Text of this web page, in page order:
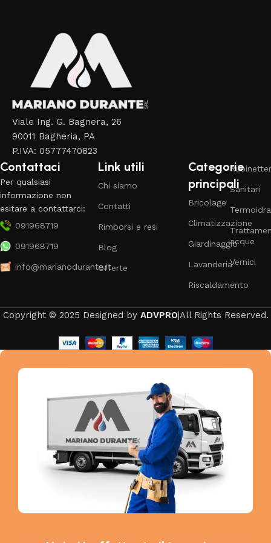
Viale Ing. G. Bagnera, 26
90011 Bagheria, PA
P.IVA: 05777470823
Contattaci
Per qualsiasi
informazione non
esitare a contattarci:
091968719
091968719
info@marianodurante.it
Link utili
Chi siamo
Contatti
Rimborsi e resi
Blog
Offerte
Categorie
principali
Bricolage
Climatizzazione
Giardinaggio
Lavanderia
Riscaldamento
Sanitari
acque
Vernici
Copyright © 2025 Designed by ADVPRO |All Rights Reserved.